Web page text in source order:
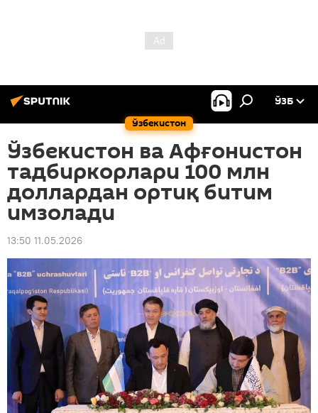
Ўзбекистон
ЎЗБ
Ўзбекистон ва Афғонистон
тадбиркорлари 100 млн
доллардан ортиқ битим
имзолади
13:50 11.05.2026